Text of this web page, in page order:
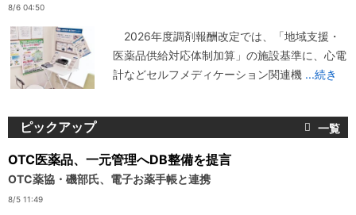
8/6 04:50
2026年度調剤報酬改定では、「地域支援・
医薬品供給対応体制加算」の施設基準に、心電
計などセルフメディケーション関連機 ...続き
ピックアップ
OTC医薬品、一元管理へDB整備を提言
OTC薬協・磯部氏、電子お薬手帳と連携
8/5 11:49